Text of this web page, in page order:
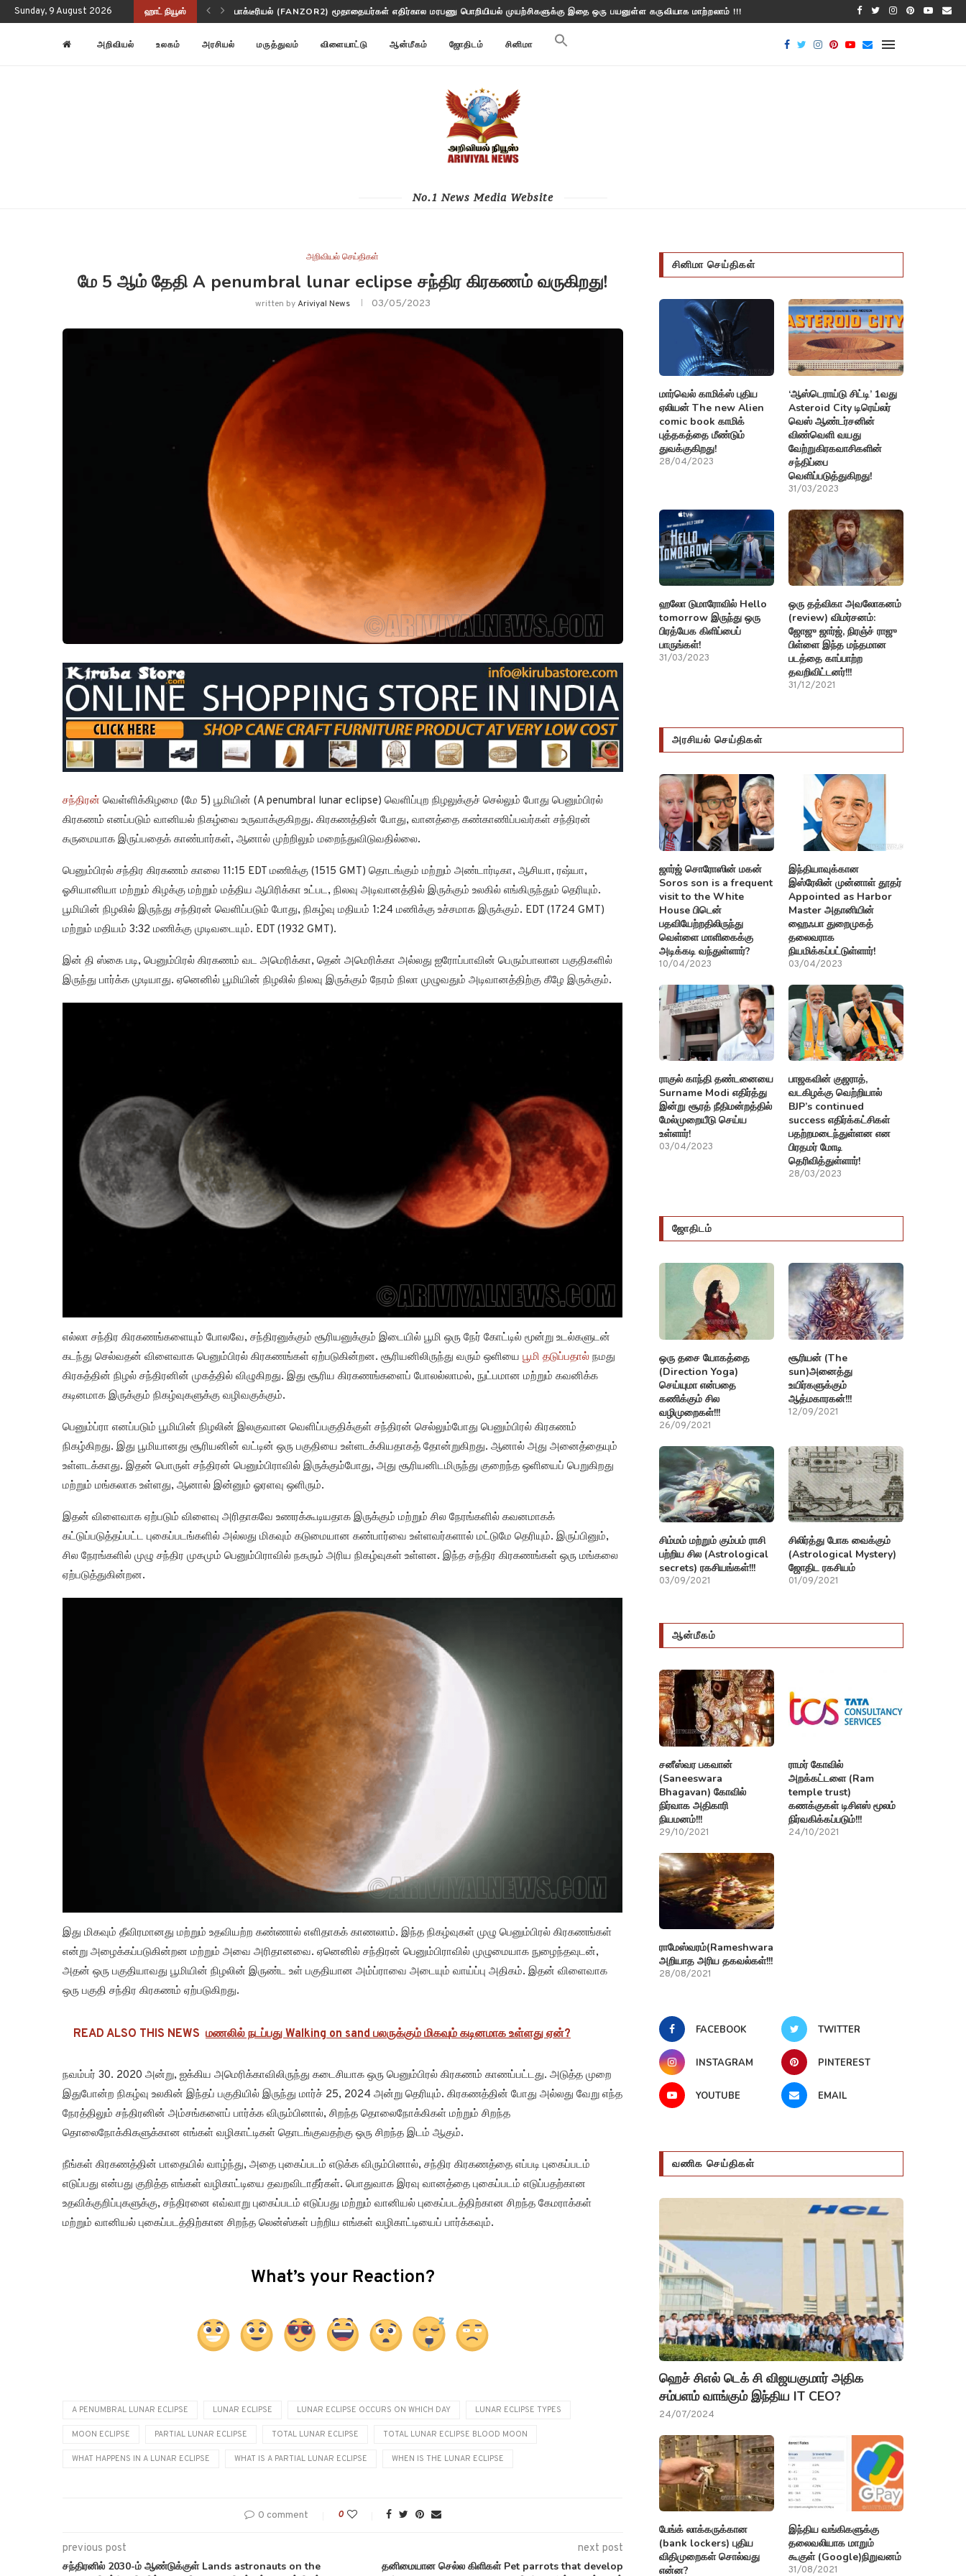
Sunday, 9 August 2026 ஹாட் நியூஸ் பாக்டீரியல் (FANZOR2) மூதாதையர்கள் எதிர்கால மரபணு பொறியியல் முயற்சிகளுக்கு இதை ஒரு பயனுள்ள கருவியாக மாற்றலாம் !!! ஹெச்
அறிவியல் உலகம் அரசியல் மருத்துவம் விளையாட்டு ஆன்மீகம் ஜோதிடம் சினிமா
No.1 News Media Website
அறிவியல் செய்திகள்
மே 5 ஆம் தேதி A penumbral lunar eclipse சந்திர கிரகணம் வருகிறது!
written byAriviyal News 03/05/2023
சந்திரன் வெள்ளிக்கிழமை (மே 5) பூமியின் (A penumbral lunar eclipse) வெளிப்புற நிழலுக்குச் செல்லும் போது பெனும்பிரல்
கிரகணம் எனப்படும் வானியல் நிகழ்வை உருவாக்குகிறது. கிரகணத்தின் போது, வானத்தை கண்காணிப்பவர்கள் சந்திரன்
கருமையாக இருப்பதைக் காண்பார்கள், ஆனால் முற்றிலும் மறைந்துவிடுவதில்லை.
பெனும்பிரல் சந்திர கிரகணம் காலை 11:15 EDT மணிக்கு (1515 GMT) தொடங்கும் மற்றும் அண்டார்டிகா, ஆசியா, ரஷ்யா,
ஓசியானியா மற்றும் கிழக்கு மற்றும் மத்திய ஆபிரிக்கா உட்பட, நிலவு அடிவானத்தில் இருக்கும் உலகில் எங்கிருந்தும் தெரியும்.
பூமியின் நிழலில் இருந்து சந்திரன் வெளிப்படும் போது, நிகழ்வு மதியம் 1:24 மணிக்கு உச்சமாக இருக்கும். EDT (1724 GMT)
மற்றும் மதியம் 3:32 மணிக்கு முடிவடையும். EDT (1932 GMT).
இன் தி ஸ்கை படி, பெனும்பிரல் கிரகணம் வட அமெரிக்கா, தென் அமெரிக்கா அல்லது ஐரோப்பாவின் பெரும்பாலான பகுதிகளில்
இருந்து பார்க்க முடியாது. ஏனெனில் பூமியின் நிழலில் நிலவு இருக்கும் நேரம் நிலா முழுவதும் அடிவானத்திற்கு கீழே இருக்கும்.
எல்லா சந்திர கிரகணங்களையும் போலவே, சந்திரனுக்கும் சூரியனுக்கும் இடையில் பூமி ஒரு நேர் கோட்டில் மூன்று உடல்களுடன்
கடந்து செல்வதன் விளைவாக பெனும்பிரல் கிரகணங்கள் ஏற்படுகின்றன. சூரியனிலிருந்து வரும் ஒளியை பூமி தடுப்பதால் நமது
கிரகத்தின் நிழல் சந்திரனின் முகத்தில் விழுகிறது. இது சூரிய கிரகணங்களைப் போலல்லாமல், நுட்பமான மற்றும் கவனிக்க
கடினமாக இருக்கும் நிகழ்வுகளுக்கு வழிவகுக்கும்.
பெனும்ப்ரா எனப்படும் பூமியின் நிழலின் இலகுவான வெளிப்பகுதிக்குள் சந்திரன் செல்லும்போது பெனும்பிரல் கிரகணம்
நிகழ்கிறது. இது பூமியானது சூரியனின் வட்டின் ஒரு பகுதியை உள்ளடக்கியதாகத் தோன்றுகிறது. ஆனால் அது அனைத்தையும்
உள்ளடக்காது. இதன் பொருள் சந்திரன் பெனும்பிராவில் இருக்கும்போது, அது சூரியனிடமிருந்து குறைந்த ஒளியைப் பெறுகிறது
மற்றும் மங்கலாக உள்ளது, ஆனால் இன்னும் ஓரளவு ஒளிரும்.
இதன் விளைவாக ஏற்படும் விளைவு அரிதாகவே உணரக்கூடியதாக இருக்கும் மற்றும் சில நேரங்களில் கவனமாகக்
கட்டுப்படுத்தப்பட்ட புகைப்படங்களில் அல்லது மிகவும் கடுமையான கண்பார்வை உள்ளவர்களால் மட்டுமே தெரியும். இருப்பினும்,
சில நேரங்களில் முழு சந்திர முகமும் பெனும்பிராவில் நகரும் அரிய நிகழ்வுகள் உள்ளன. இந்த சந்திர கிரகணங்கள் ஒரு மங்கலை
ஏற்படுத்துகின்றன.
இது மிகவும் தீவிரமானது மற்றும் உதவியற்ற கண்ணால் எளிதாகக் காணலாம். இந்த நிகழ்வுகள் முழு பெனும்பிரல் கிரகணங்கள்
என்று அழைக்கப்படுகின்றன மற்றும் அவை அரிதானவை. ஏனெனில் சந்திரன் பெனும்பிராவில் முழுமையாக நுழைந்தவுடன்,
அதன் ஒரு பகுதியாவது பூமியின் நிழலின் இருண்ட உள் பகுதியான அம்ப்ராவை அடையும் வாய்ப்பு அதிகம். இதன் விளைவாக
ஒரு பகுதி சந்திர கிரகணம் ஏற்படுகிறது.
READ ALSO THIS NEWS மணலில் நடப்பது Walking on sand பலருக்கும் மிகவும் கடினமாக உள்ளது ஏன்?
நவம்பர் 30. 2020 அன்று, ஐக்கிய அமெரிக்காவிலிருந்து கடைசியாக ஒரு பெனும்பிரல் கிரகணம் காணப்பட்டது. அடுத்த முறை
இதுபோன்ற நிகழ்வு உலகின் இந்தப் பகுதியில் இருந்து மார்ச் 25, 2024 அன்று தெரியும். கிரகணத்தின் போது அல்லது வேறு எந்த
நேரத்திலும் சந்திரனின் அம்சங்களைப் பார்க்க விரும்பினால், சிறந்த தொலைநோக்கிகள் மற்றும் சிறந்த
தொலைநோக்கிகளுக்கான எங்கள் வழிகாட்டிகள் தொடங்குவதற்கு ஒரு சிறந்த இடம் ஆகும்.
நீங்கள் கிரகணத்தின் பாதையில் வாழ்ந்து, அதை புகைப்படம் எடுக்க விரும்பினால், சந்திர கிரகணத்தை எப்படி புகைப்படம்
எடுப்பது என்பது குறித்த எங்கள் வழிகாட்டியை தவறவிடாதீர்கள். பொதுவாக இரவு வானத்தை புகைப்படம் எடுப்பதற்கான
உதவிக்குறிப்புகளுக்கு, சந்திரனை எவ்வாறு புகைப்படம் எடுப்பது மற்றும் வானியல் புகைப்படத்திற்கான சிறந்த கேமராக்கள்
மற்றும் வானியல் புகைப்படத்திற்கான சிறந்த லென்ஸ்கள் பற்றிய எங்கள் வழிகாட்டியைப் பார்க்கவும்.
What’s your Reaction?
A PENUMBRAL LUNAR ECLIPSE LUNAR ECLIPSE LUNAR ECLIPSE OCCURS ON WHICH DAY LUNAR ECLIPSE TYPES
MOON ECLIPSE PARTIAL LUNAR ECLIPSE TOTAL LUNAR ECLIPSE TOTAL LUNAR ECLIPSE BLOOD MOON
WHAT HAPPENS IN A LUNAR ECLIPSE WHAT IS A PARTIAL LUNAR ECLIPSE WHEN IS THE LUNAR ECLIPSE
0 comment 0
previous post
சந்திரனில் 2030-ம் ஆண்டுக்குள் Lands astronauts on the
next post
தனிமையான செல்ல கிளிகள் Pet parrots that develop
சினிமா செய்திகள்
மார்வெல் காமிக்ஸ் புதிய
ஏலியன் The new Alien
comic book காமிக்
புத்தகத்தை மீண்டும்
துவக்குகிறது!
28/04/2023
‘ஆஸ்டெராய்டு சிட்டி’ 1வது
Asteroid City டிரெய்லர்
வெஸ் ஆண்டர்சனின்
விண்வெளி வயது
வேற்றுகிரகவாசிகளின்
சந்திப்பை
வெளிப்படுத்துகிறது!
31/03/2023
ஹலோ டுமாரோவில் Hello
tomorrow இருந்து ஒரு
பிரத்யேக கிளிப்பைப்
பாருங்கள்!
31/03/2023
ஒரு தத்விகா அவலோகனம்
(review) விமர்சனம்:
ஜோஜு ஜார்ஜ், நிரஞ்ச் ராஜு
பிள்ளை இந்த மந்தமான
படத்தை காப்பாற்ற
தவறிவிட்டனர்!!!
31/12/2021
அரசியல் செய்திகள்
ஜார்ஜ் சொரோஸின் மகன்
Soros son is a frequent
visit to the White
House பிடென்
பதவியேற்றதிலிருந்து
வெள்ளை மாளிகைக்கு
அடிக்கடி வந்துள்ளார்?
10/04/2023
இந்தியாவுக்கான
இஸ்ரேலின் முன்னாள் தூதர்
Appointed as Harbor
Master அதானியின்
ஹைஃபா துறைமுகத்
தலைவராக
நியமிக்கப்பட்டுள்ளார்!
03/04/2023
ராகுல் காந்தி தண்டனையை
Surname Modi எதிர்த்து
இன்று சூரத் நீதிமன்றத்தில்
மேல்முறையீடு செய்ய
உள்ளார்!
03/04/2023
பாஜகவின் குஜராத்,
வடகிழக்கு வெற்றியால்
BJP’s continued
success எதிர்க்கட்சிகள்
பதற்றமடைந்துள்ளன என
பிரதமர் மோடி
தெரிவித்துள்ளார்!
28/03/2023
ஜோதிடம்
ஒரு தசை யோகத்தை
(Direction Yoga)
செய்யுமா என்பதை
கணிக்கும் சில
வழிமுறைகள்!!!
26/09/2021
சூரியன் (The
sun)அனைத்து
உயிர்களுக்கும்
ஆத்மகாரகன்!!!
12/09/2021
சிம்மம் மற்றும் கும்பம் ராசி
பற்றிய சில (Astrological
secrets) ரகசியங்கள்!!!
03/09/2021
சிலிர்த்து போக வைக்கும்
(Astrological Mystery)
ஜோதிட ரகசியம்
01/09/2021
ஆன்மீகம்
சனீஸ்வர பகவான்
(Saneeswara
Bhagavan) கோவில்
நிர்வாக அதிகாரி
நியமனம்!!!
29/10/2021
ராமர் கோவில்
அறக்கட்டளை (Ram
temple trust)
கணக்குகள் டிசிஎஸ் மூலம்
நிர்வகிக்கப்படும்!!!
24/10/2021
ராமேஸ்வரம்(Rameshwaram)பற்றி
அறியாத அரிய தகவல்கள்!!!
28/08/2021
FACEBOOK TWITTER
INSTAGRAM PINTEREST
YOUTUBE EMAIL
வணிக செய்திகள்
ஹெச் சிஎல் டெக் சி விஜயகுமார் அதிக
சம்பளம் வாங்கும் இந்திய IT CEO?
24/07/2024
பேங்க் லாக்கருக்கான
(bank lockers) புதிய
விதிமுறைகள் சொல்வது
என்ன?
இந்திய வங்கிகளுக்கு
தலைவலியாக மாறும்
கூகுள் (Google)நிறுவனம்
31/08/2021